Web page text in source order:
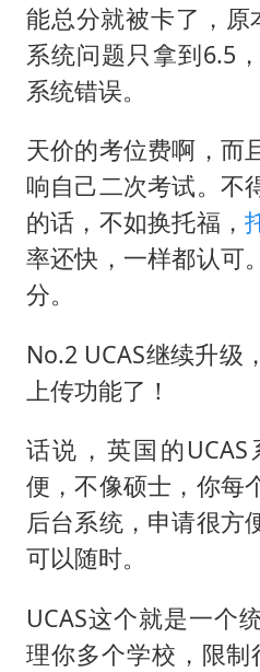
能总分就被卡了，原
系统问题只拿到6.5
系统错误。
天价的考位费啊，而
响自己二次考试。不
的话，不如换托福，
率还快，一样都认可
分。
No.2 UCAS继续升级
上传功能了！
话说，英国的
便，不像硕士，你每
后台系统，申请很方
可以随时。
UCAS这个就是一个
理你多个学校，限制